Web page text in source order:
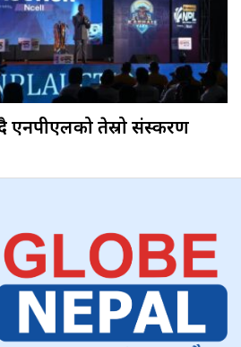
एनपीएलको तेस्रो संस्करण